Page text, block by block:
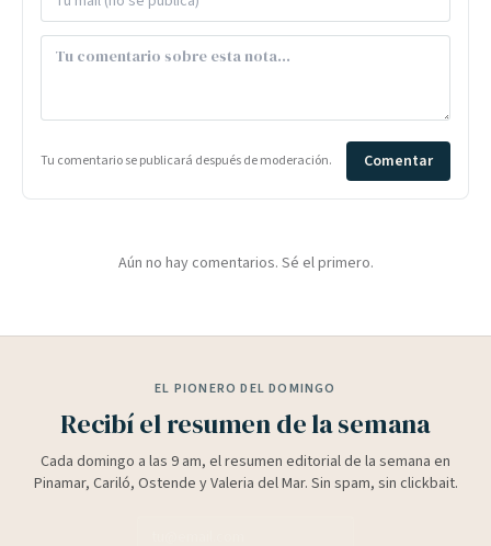
Tu comentario se publicará después de moderación. Comentar
Aún no hay comentarios. Sé el primero.
EL PIONERO DEL DOMINGO
Recibí el resumen de la semana
Cada domingo a las 9 am, el resumen editorial de la semana en
Pinamar, Cariló, Ostende y Valeria del Mar. Sin spam, sin clickbait.